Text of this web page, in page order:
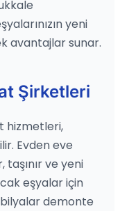
yeni
avantajlar sunar.
Şirketleri
hizmetleri,
Evden eve
taşınır ve yeni
eşyalar için
demonte